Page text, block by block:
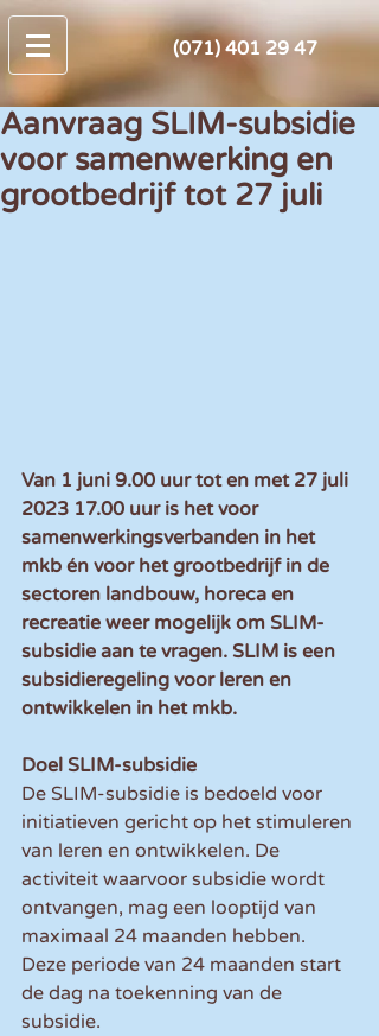
(071) 401 29 47
Aanvraag SLIM-subsidie
voor samenwerking en
grootbedrijf tot 27 juli
Van 1 juni 9.00 uur tot en met 27 juli
2023 17.00 uur is het voor
samenwerkingsverbanden in het
mkb én voor het grootbedrijf in de
sectoren landbouw, horeca en
recreatie weer mogelijk om SLIM-
subsidie aan te vragen. SLIM is een
subsidieregeling voor leren en
ontwikkelen in het mkb.
Doel SLIM-subsidie
De SLIM-subsidie is bedoeld voor
initiatieven gericht op het stimuleren
van leren en ontwikkelen. De
activiteit waarvoor subsidie wordt
ontvangen, mag een looptijd van
maximaal 24 maanden hebben.
Deze periode van 24 maanden start
de dag na toekenning van de
subsidie.